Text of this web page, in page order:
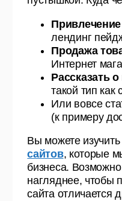
Привлечение
лендинг
Продажа
Интернет
Рассказать
такой тип как
Или вовсе
(к примеру
Вы можете изучить
сайтов, которые
бизнеса.
нагляднее, чтобы
сайта отличается